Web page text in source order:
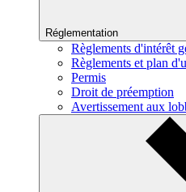
Réglementation
Règlements d'intérêt
Règlements et plan
Permis
Droit de préemption
Avertissement aux